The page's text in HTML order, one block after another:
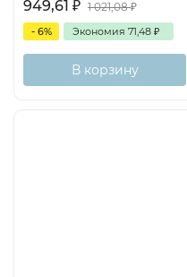
949,61 ₽ 1 021,08₽
- 6% Экономия 71,48 ₽
В корзину